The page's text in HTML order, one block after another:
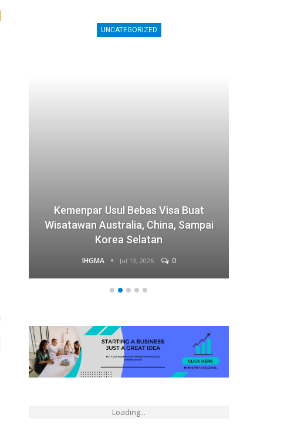
UNCATEGORIZED
Kemenpar Usul Bebas Visa Buat
Wisatawan Australia, China, Sampai
Korea Selatan
IHGMA Jul 13, 2026 0
Loading...